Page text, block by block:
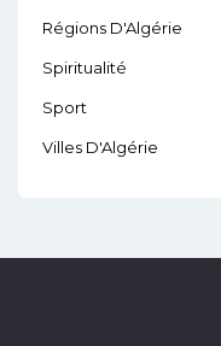
Régions D'Algérie
Spiritualité
Sport
Villes D'Algérie